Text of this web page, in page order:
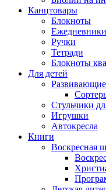
Канцтовары
Блокноты
Ежедневники
Ручки
Тетради
Блокноты
Для детей
Стульчики
Игрушки
Автокресла
Книги
Воскресная